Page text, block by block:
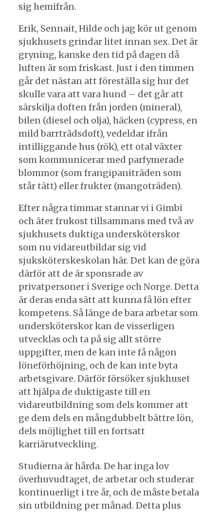
sig hemifrån.
Erik, Sennait, Hilde och jag kör ut genom
sjukhusets grindar litet innan sex. Det är
gryning, kanske den tid på dagen då
luften är som friskast. Just i den timmen
går det nästan att föreställa sig hur det
skulle vara att vara hund – det går att
särskilja doften från jorden (mineral),
bilen (diesel och olja), häcken (cypress, en
mild barrträdsdoft), vedeldar ifrån
intilliggande hus (rök), ett otal växter
som kommunicerar med parfymerade
blommor (som frangipaniträden som
står tätt) eller frukter (mangoträden).
Efter några timmar stannar vi i Gimbi
och äter frukost tillsammans med två av
sjukhusets duktiga undersköterskor
som nu vidareutbildar sig vid
sjuksköterskeskolan här. Det kan de göra
därför att de är sponsrade av
privatpersoner i Sverige och Norge. Detta
är deras enda sätt att kunna få lön efter
kompetens. Så länge de bara arbetar som
undersköterskor kan de visserligen
utvecklas och ta på sig allt större
uppgifter, men de kan inte få någon
löneförhöjning, och de kan inte byta
arbetsgivare. Därför försöker sjukhuset
att hjälpa de duktigaste till en
vidareutbildning som dels kommer att
ge dem dels en mångdubbelt bättre lön,
dels möjlighet till en fortsatt
karriärutveckling.
Studierna är hårda. De har inga lov
överhuvudtaget, de arbetar och studerar
kontinuerligt i tre år, och de måste betala
sin utbildning per månad. Detta plus